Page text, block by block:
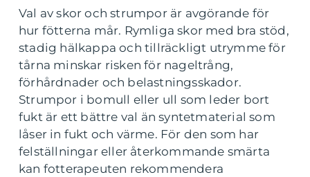
Val av skor och strumpor är avgörande för
hur fötterna mår. Rymliga skor med bra stöd,
stadig hälkappa och tillräckligt utrymme för
tårna minskar risken för nageltrång,
förhårdnader och belastningsskador.
Strumpor i bomull eller ull som leder bort
fukt är ett bättre val än syntetmaterial som
låser in fukt och värme. För den som har
felställningar eller återkommande smärta
kan fotterapeuten rekommendera